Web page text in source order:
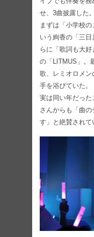
せ、3曲披露した。
まずは「小学校
いう絢香の「三
らに「歌詞も大
の「LITMUS」。
歌、レミオロメ
手を浴びていた。
実は同い年だった
さんからも「曲
す」と絶賛されて